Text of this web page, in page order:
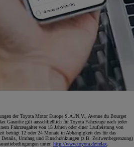
der Toyota Motor Europe S.A./N.V., Avenue du Bourget
Garantie gilt ausschließlich für Toyota Fahrzeuge nach jeder
Fahrzeugalter von 15 Jahren oder einer Laufleistung von
beträgt 12 oder 24 Monate in Abhängigkeit des für das
Umfang und Einschränkungen (z.B. Zeitwertbegrenzung)
unter: http://www.toyota.de/relax